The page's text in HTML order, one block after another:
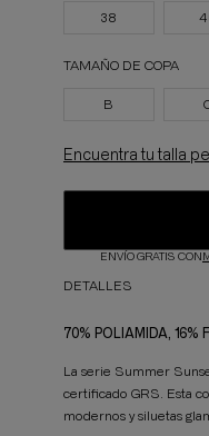
38
TAMAÑO DE COPA
B
Encuentra tu talla
ENVÍO GRATIS CON
DETALLES
70% POLIAMIDA, 16%
La serie Summer
certificado GRS. Esta
modernos y siluetas